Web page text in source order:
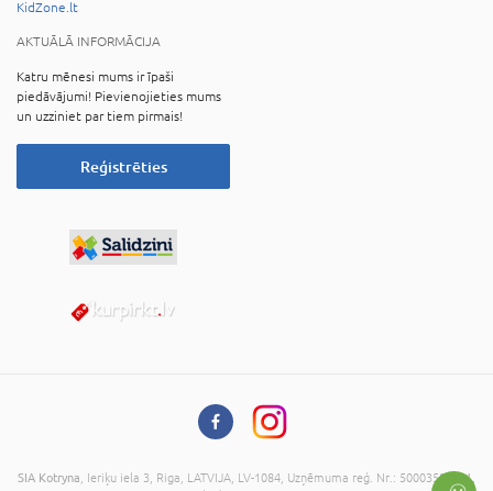
KidZone.lt
AKTUĀLĀ INFORMĀCIJA
Katru mēnesi mums ir īpaši
piedāvājumi! Pievienojieties mums
un uzziniet par tiem pirmais!
Reģistrēties
SIA Kotryna , Ieriķu iela 3, Riga, LATVIJA, LV-1084, Uzņēmuma reģ. Nr.: 50003582081,